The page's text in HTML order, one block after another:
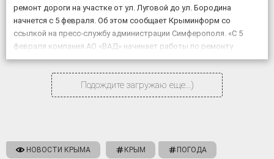
ремонт дороги на участке от ул. Луговой до ул. Бородина
начнется с 5 февраля. Об этом сообщает Крыминформ со
ссылкой на пресс-службу администрации Симферополя. «С 5
февраля компания АО «ВАД» начинает работы по ремонту
объекта «Дублирующий […]
Подождите загружаю еще...)
НОВОСТИ КРЫМА КРЫМ ПОГОДА